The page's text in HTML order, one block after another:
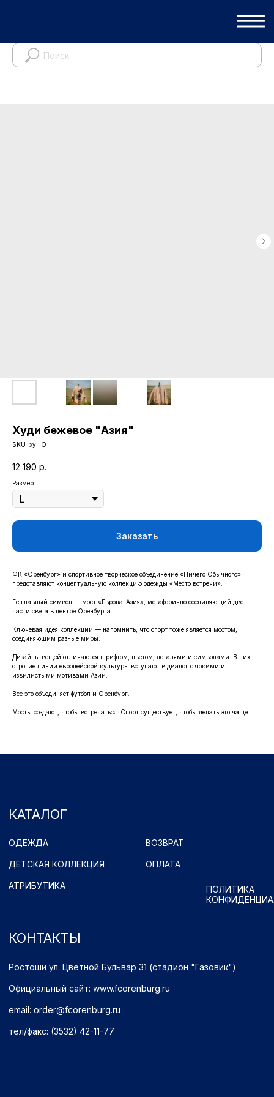
Худи бежевое "Азия"
SKU: хуНО
12 190 р.
Размер
Заказать
ФК «Оренбург» и спортивное творческое объединение «Ничего Обычного»
представляют концептуальную коллекцию одежды «Место встречи».
Ее главный символ — мост «Европа–Азия», метафорично соединяющий две
части света в центре Оренбурга.
Ключевая идея коллекции — напомнить, что спорт тоже является мостом,
соединяющим разные миры.
Дизайны вещей отличаются шрифтом, цветом, деталями и символами. В них
строгие линии европейской культуры вступают в диалог с яркими и
извилистыми мотивами Азии.
Все это объединяет футбол и Оренбург.
Мосты создают, чтобы встречаться. Спорт существует, чтобы делать это чаще.
КАТАЛОГ
КОНТАКТЫ
ОДЕЖДА ВОЗВРАТ
АТРИБУТИКА ПОЛИТИКА
Имущественные права принадлежат ФК "Оренбург" (Оренбург)
Политика обработки персональных данных.
Ростоши ул. Цветной Бульвар 31 (стадион "Газовик")